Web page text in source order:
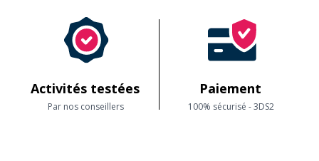
Activités testées
Par nos conseillers
Paiement
100% sécurisé - 3DS2